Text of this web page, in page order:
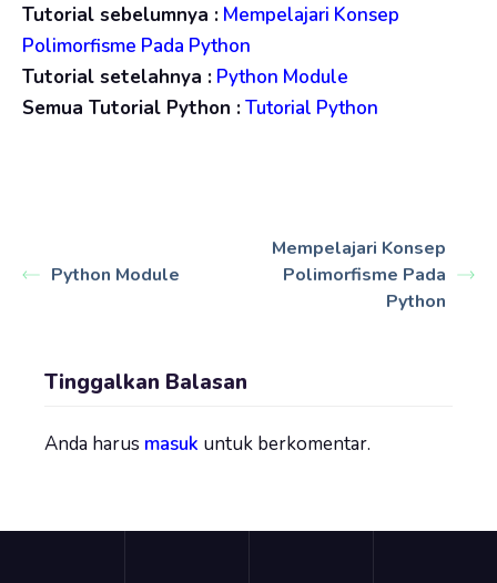
Tutorial sebelumnya : Mempelajari Konsep
Polimorfisme Pada Python
Tutorial setelahnya : Python Module
Semua Tutorial Python :Tutorial Python
Python Module
Mempelajari Konsep
Polimorfisme Pada
Python
Tinggalkan Balasan
Anda harus masuk untuk berkomentar.